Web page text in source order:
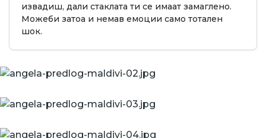
извадиш, дали стаклата ти се имаат замаглено.
Можеби затоа и немав емоции само тотален
шок.